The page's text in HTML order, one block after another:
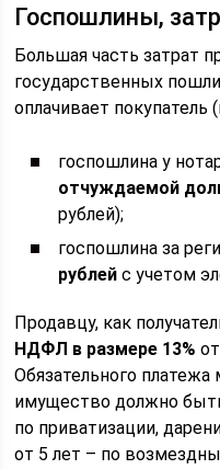
Госпошлины,
Большая часть затрат
государственных
оплачивает покупатель
госпошлина у
отчуждаемой
рублей);
госпошлина за
рублей с учетом
Продавцу, как
НДФЛ в размере 13%
Обязательного
имущество должно
по приватизации,
от 5 лет – по